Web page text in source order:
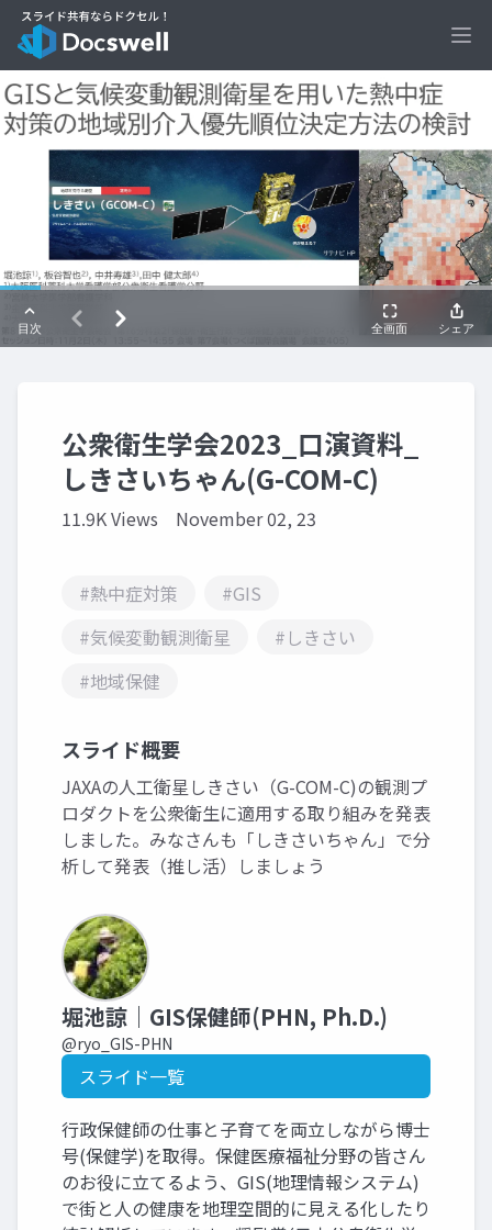
公衆衛生学会2023_口演資料_
しきさいちゃん(G-COM-C)
11.9K Views November 02, 23
#熱中症対策
#GIS
#気候変動観測衛星
#しきさい
#地域保健
スライド概要
JAXAの人工衛星しきさい（G-COM-C)の観測プ
ロダクトを公衆衛生に適用する取り組みを発表
しました。みなさんも「しきさいちゃん」で分
析して発表（推し活）しましょう
堀池諒｜GIS保健師(PHN, Ph.D.)
@ryo_GIS-PHN
スライド一覧
行政保健師の仕事と子育てを両立しながら博士
号(保健学)を取得。保健医療福祉分野の皆さん
のお役に立てるよう、GIS(地理情報システム)
で街と人の健康を地理空間的に見える化したり